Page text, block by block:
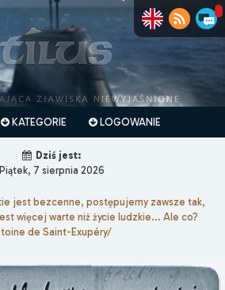
KATEGORIE LOGOWANIE
Dziś jest:
Piątek, 7 sierpnia 2026
jest bezcenne, postępujemy zawsze tak,
więcej warte niż życie ludzkie... Ale co?
de Saint-Exupéry/